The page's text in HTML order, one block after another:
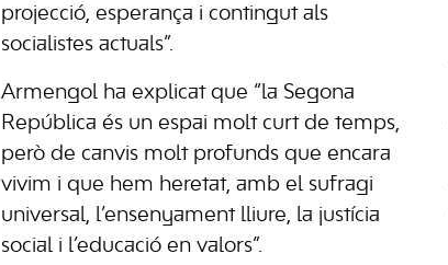
projecció, esperança i contingut als
socialistes actuals”.
Armengol ha explicat que “la Segona
República és un espai molt curt de temps,
però de canvis molt profunds que encara
vivim i que hem heretat, amb el sufragi
universal, l’ensenyament lliure, la justícia
social i l’educació en valors”.